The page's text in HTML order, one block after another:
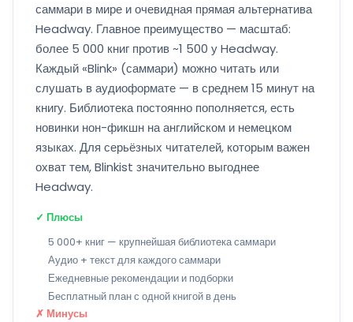
саммари в мире и очевидная прямая альтернатива
Headway. Главное преимущество — масштаб:
более 5 000 книг против ~1 500 у Headway.
Каждый «Blink» (саммари) можно читать или
слушать в аудиоформате — в среднем 15 минут на
книгу. Библиотека постоянно пополняется, есть
новинки нон-фикшн на английском и немецком
языках. Для серьёзных читателей, которым важен
охват тем, Blinkist значительно выгоднее
Headway.
✓ Плюсы
5 000+ книг — крупнейшая библиотека саммари
Аудио + текст для каждого саммари
Ежедневные рекомендации и подборки
Бесплатный план с одной книгой в день
✗ Минусы